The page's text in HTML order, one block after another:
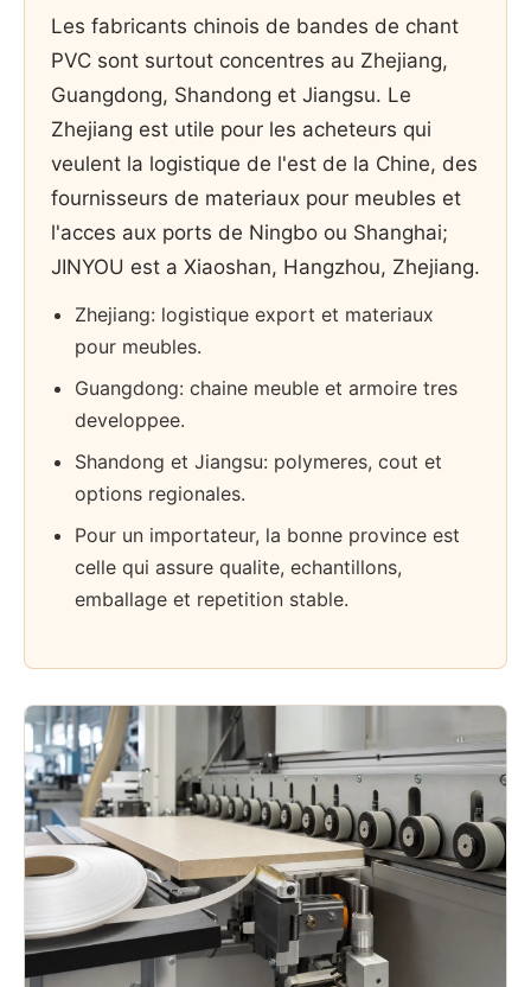
Les fabricants chinois de bandes de chant
PVC sont surtout concentres au Zhejiang,
Guangdong, Shandong et Jiangsu. Le
Zhejiang est utile pour les acheteurs qui
veulent la logistique de l'est de la Chine, des
fournisseurs de materiaux pour meubles et
l'acces aux ports de Ningbo ou Shanghai;
JINYOU est a Xiaoshan, Hangzhou, Zhejiang.
Zhejiang: logistique export et materiaux
pour meubles.
Guangdong: chaine meuble et armoire tres
developpee.
Shandong et Jiangsu: polymeres, cout et
options regionales.
Pour un importateur, la bonne province est
celle qui assure qualite, echantillons,
emballage et repetition stable.